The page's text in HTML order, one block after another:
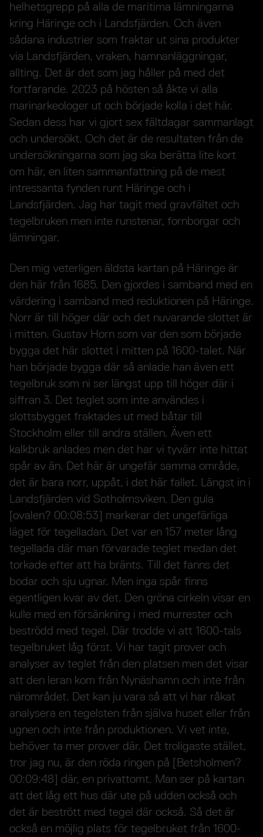
helhetsgrepp på alla de maritima lämningarna
kring Häringe och i Landsfjärden. Och även
sådana industrier som fraktar ut sina produkter
via Landsfjärden, vraken, hamnanläggningar,
allting. Det är det som jag håller på med det
fortfarande. 2023 på hösten så åkte vi alla
marinarkeologer ut och började kolla i det här.
Sedan dess har vi gjort sex fältdagar sammanlagt
och undersökt. Och det är de resultaten från de
undersökningarna som jag ska berätta lite kort
om här, en liten sammanfattning på de mest
intressanta fynden runt Häringe och i
Landsfjärden. Jag har tagit med gravfältet och
tegelbruken men inte runstenar, fornborgar och
lämningar.
Den mig veterligen äldsta kartan på Häringe är
den här från 1685. Den gjordes i samband med en
värdering i samband med reduktionen på Häringe.
Norr är till höger där och det nuvarande slottet är
i mitten. Gustav Horn som var den som började
bygga det här slottet i mitten på 1600-talet. När
han började bygga där så anlade han även ett
tegelbruk som ni ser längst upp till höger där i
siffran 3. Det teglet som inte användes i
slottsbygget fraktades ut med båtar till
Stockholm eller till andra ställen. Även ett
kalkbruk anlades men det har vi tyvärr inte hittat
spår av än. Det här är ungefär samma område,
det är bara norr, uppåt, i det här fallet. Längst in i
Landsfjärden vid Sotholmsviken. Den gula
[ovalen? 00:08:53] markerar det ungefärliga
läget för tegelladan. Det var en 157 meter lång
tegellada där man förvarade teglet medan det
torkade efter att ha bränts. Till det fanns det
bodar och sju ugnar. Men inga spår finns
egentligen kvar av det. Den gröna cirkeln visar en
kulle med en försänkning i med murrester och
beströdd med tegel. Där trodde vi att 1600-tals
tegelbruket låg först. Vi har tagit prover och
analyser av teglet från den platsen men det visar
att den leran kom från Nynäshamn och inte från
närområdet. Det kan ju vara så att vi har råkat
analysera en tegelsten från själva huset eller från
ugnen och inte från produktionen. Vi vet inte,
behöver ta mer prover där. Det troligaste stället,
tror jag nu, är den röda ringen på [Betsholmen?
00:09:48] där, en privattomt. Man ser på kartan
att det låg ett hus där ute på udden också och
det är bestrött med tegel där också. Så det är
också en möjlig plats för tegelbruket från 1600-